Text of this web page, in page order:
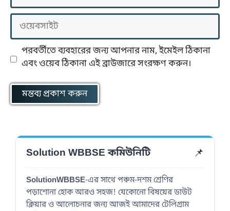
ওয়েবসাইট
পরবর্তীতে ব্যবহারের জন্য আপনার নাম, ইমেইল ঠিকানা
এবং ওয়েব ঠিকানা এই ব্রাউজারে সংরক্ষণ করুন।
Solution WBBSE কমিউনিটি 📌
SolutionWBBSE-এর সাথে পঞ্চম-দশম শ্রেণির
পড়াশোনা হোক আরও সহজ! যেকোনো বিষয়ের ডাউট
ক্লিয়ার ও আলোচনার জন্য আজই আমাদের টেলিগ্রাম